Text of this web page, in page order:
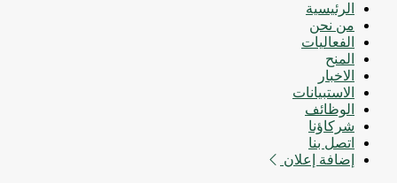
الرئيسية
من نحن
الفعاليات
المنح
الاخبار
الاستبيانات
الوظائف
شركاؤنا
اتصل بنا
إضافة إعلان